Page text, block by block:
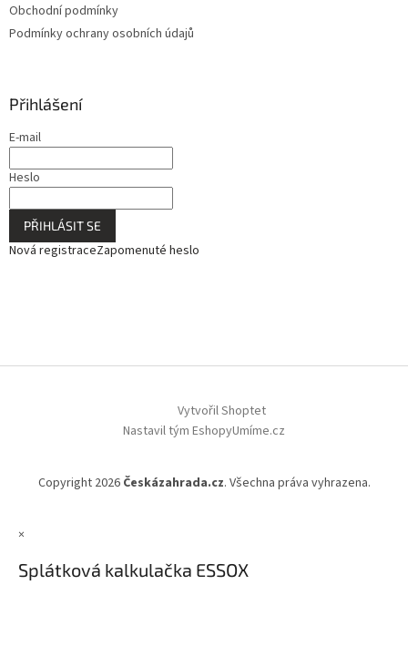
Obchodní podmínky
Podmínky ochrany osobních údajů
Přihlášení
E-mail
Heslo
PŘIHLÁSIT SE
Nová registraceZapomenuté heslo
Vytvořil Shoptet
Nastavil tým EshopyUmíme.cz
Copyright 2026 Českázahrada.cz. Všechna práva vyhrazena.
×
Splátková kalkulačka ESSOX